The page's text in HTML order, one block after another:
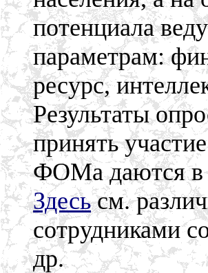
потенциала
параметрам:
ресурс,
Результаты
принять
ФОМа даются в
Здесьсм.
сотрудниками
др.